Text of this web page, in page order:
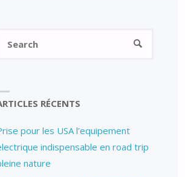
SEARCH
RÉCENTS
pour les USA l’equipement
indispensable en road trip
nature